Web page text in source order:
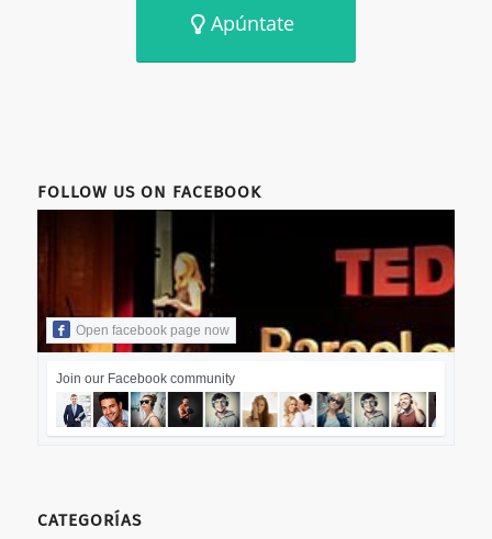
Apúntate
FOLLOW US ON FACEBOOK
Open facebook page now
Join our Facebook community
CATEGORÍAS